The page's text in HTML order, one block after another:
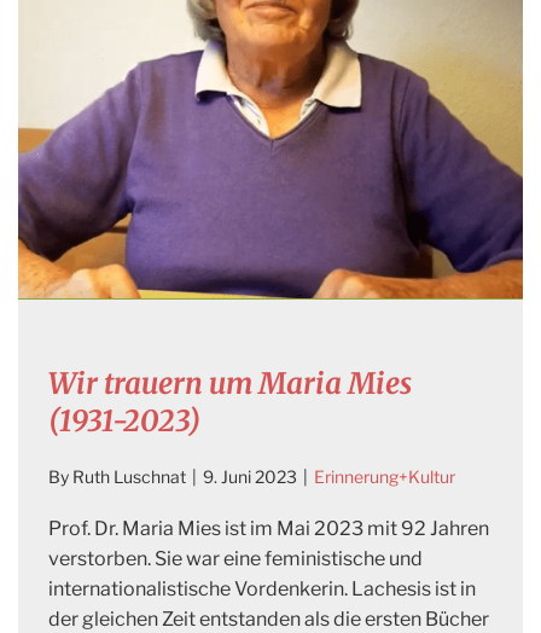
Wir trauern um Maria Mies
(1931-2023)
By Ruth Luschnat 9. Juni 2023 Erinnerung+Kultur
Prof. Dr. Maria Mies ist im Mai 2023 mit 92 Jahren
verstorben. Sie war eine feministische und
internationalistische Vordenkerin. Lachesis ist in
der gleichen Zeit entstanden als die ersten Bücher